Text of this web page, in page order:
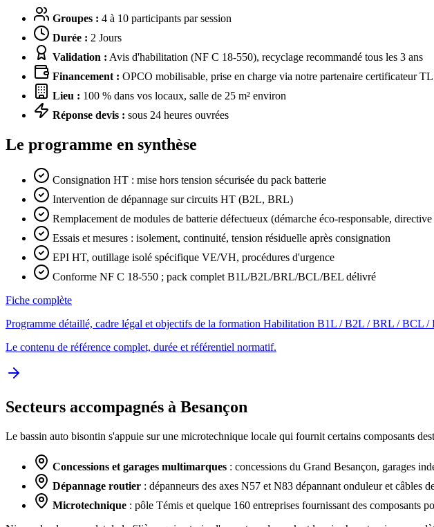
Groupes : 4 à 10 participants par session
Durée : 2 Jours
Validation : Avis d'habilitation (NF C 18-550), recyclage recommandé tous les 3 ans
Financement : OPCO mobilisable, prise en charge via notre partenaire certificateur
Lieu : 100 % dans vos locaux, salle de 25 m² environ
Réponse devis : sous 24 heures ouvrées
Le programme en synthèse
Consignation HT : mise hors tension sécurisée du pack batterie
Intervention de dépannage sur circuits HT (B2L, BRL)
Remplacement de modules de batterie défectueux (démarche éco-responsable,
Essais et mesures : isolement, continuité, tension résiduelle après consignation
EPI HT, outillage isolé spécifique VE/VH, procédures d'urgence
Conforme NF C 18-550 ; pack complet B1L/B2L/BRL/BCL/BEL délivré
Fiche complète
Programme détaillé, cadre légal et objectifs de la formation Habilitation B1L / B2L / BRL / BCL /
Le contenu de référence complet, durée et référentiel normatif.
Secteurs accompagnés à Besançon
Le bassin auto bisontin s'appuie sur une microtechnique locale qui fournit certains composants
Concessions et garages multimarques : concessions du Grand Besançon, garages
Dépannage routier : dépanneurs des axes N57 et N83 dépannant onduleur et câbles
Microtechnique : pôle Témis et quelque 160 entreprises fournissant des composants